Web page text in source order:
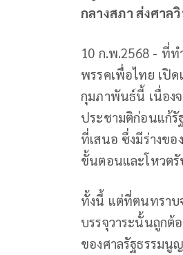
กลางสภา​ ส่งศา
10 ก.พ.2568 - ที่ท
พรรคเพื่อไทย เปิ
กุมภาพันธ์นี้​ เนื่อง
ประชามติก่อนแก้
ที่เสนอ ซึ่งมีร่างข
ขั้นตอนและโหวตรั
ทั้งนี้ แต่ที่ตนทราบ
บรรจุวาระนั้นถูกต้
ของศาลรัฐธรรมนู